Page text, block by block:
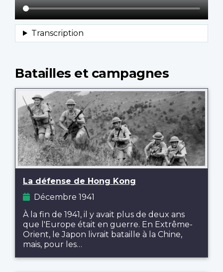
Batailles et campagnes
La défense de Hong Kong
Décembre 1941
À la fin de 1941, il y avait plus de deux ans
que l'Europe était en guerre. En Extrême-
Orient, le Japon livrait bataille à la Chine,
mais, pour les…